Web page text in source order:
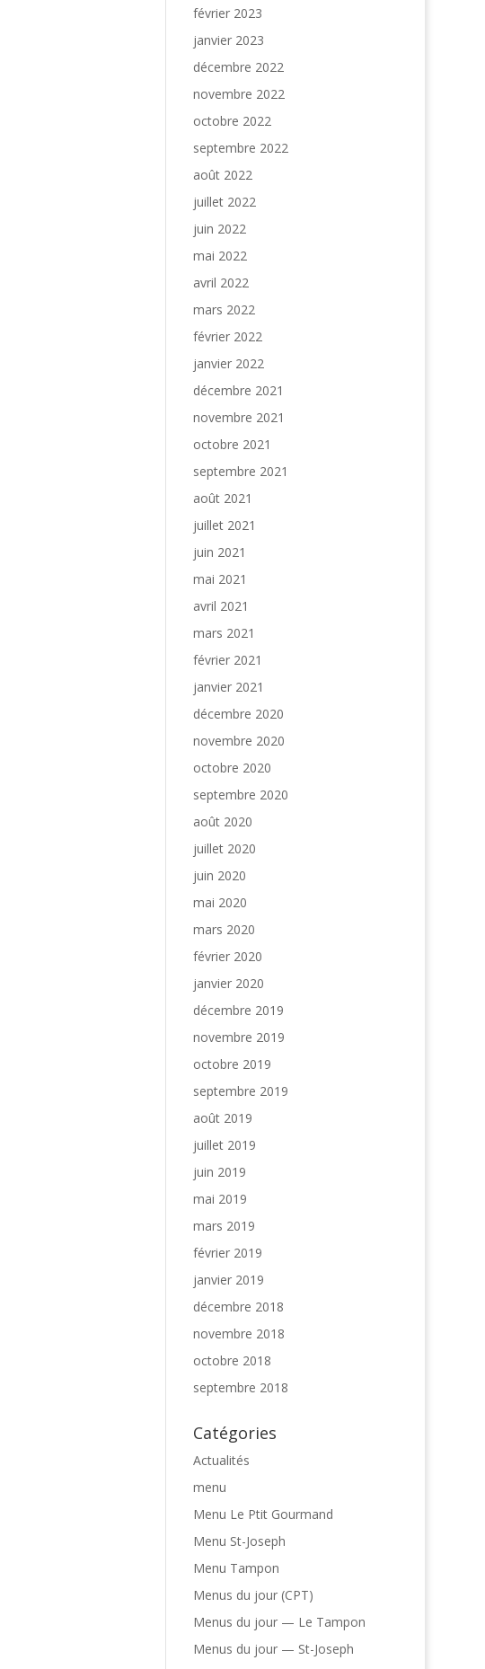
février 2023
janvier 2023
décembre 2022
novembre 2022
octobre 2022
septembre 2022
août 2022
juillet 2022
juin 2022
mai 2022
avril 2022
mars 2022
février 2022
janvier 2022
décembre 2021
novembre 2021
octobre 2021
septembre 2021
août 2021
juillet 2021
juin 2021
mai 2021
avril 2021
mars 2021
février 2021
janvier 2021
décembre 2020
novembre 2020
octobre 2020
septembre 2020
août 2020
juillet 2020
juin 2020
mai 2020
mars 2020
février 2020
janvier 2020
décembre 2019
novembre 2019
octobre 2019
septembre 2019
août 2019
juillet 2019
juin 2019
mai 2019
mars 2019
février 2019
janvier 2019
décembre 2018
novembre 2018
octobre 2018
septembre 2018
Catégories
Actualités
menu
Menu Le Ptit Gourmand
Menu St-Joseph
Menu Tampon
Menus du jour (CPT)
Menus du jour — Le Tampon
Menus du jour — St-Joseph